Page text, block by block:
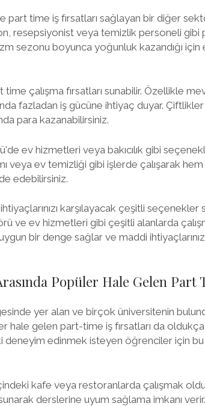
time iş fırsatları sağlayan bir diğer
resepsiyonist veya temizlik personeli gibi
sezonu boyunca yoğunluk kazandığı
çalışma fırsatları sunabilir. Özellikle
fazladan iş gücüne ihtiyaç duyar.
para kazanabilirsiniz.
ev hizmetleri veya bakıcılık gibi
veya ev temizliği gibi işlerde çalışarak hem
edebilirsiniz.
karşılayacak çeşitli seçenekler
ve ev hizmetleri gibi çeşitli alanlarda
bir denge sağlar ve maddi
Popüler Hale Gelen Part
yer alan ve birçok üniversitenin
hale gelen part-time iş fırsatları da oldukça
edinmek isteyen öğrenciler için
kafe veya restoranlarda çalışmak
derslerine uyum sağlama imkanı